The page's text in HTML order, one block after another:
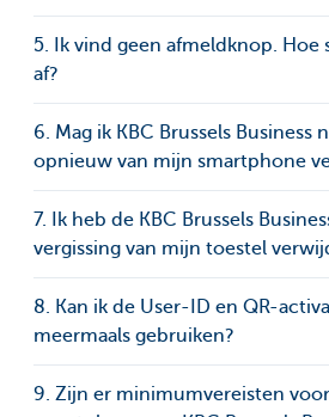
5. Ik vind geen afmeldknop. Hoe
af?
6. Mag ik KBC Brussels Business
opnieuw van mijn smartphone
7. Ik heb de KBC Brussels
vergissing van mijn toestel
8. Kan ik de User-ID en QR-
meermaals gebruiken?
9. Zijn er minimumvereisten